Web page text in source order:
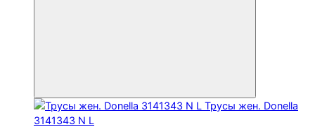
Трусы жен. Donella
3141343 N L